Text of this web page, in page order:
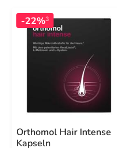
-22%3
Orthomol Hair Intense
Kapseln